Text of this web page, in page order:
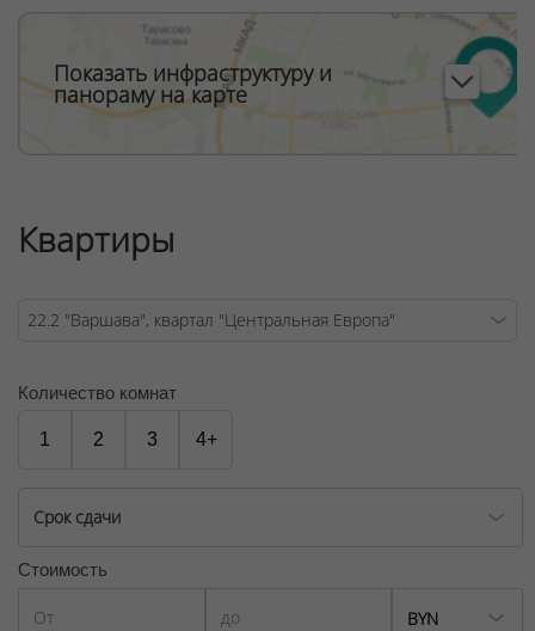
ООО "Твоя столицаконсалт", УНП 190285638, лицензия
№02240/129 от 06.09.06г.
Договор на оказание риэлтерских услуг № 447/6, от
Показать инфраструктуру и
панораму на карте
Квартиры
Количество комнат
1 2 3 4+
Срок сдачи
Стоимость
BYN